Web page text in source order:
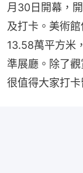
月30日開幕，
及打卡。美術
13.58萬平方米
準展廳。除了
很值得大家打卡